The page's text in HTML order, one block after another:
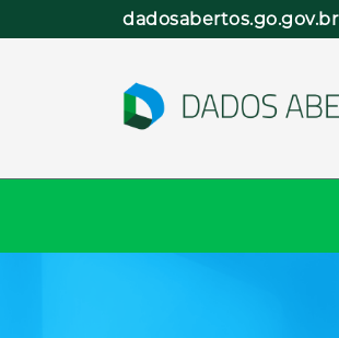
dadosabertos.go.gov.br